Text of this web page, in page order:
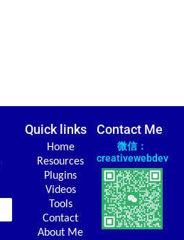
Quick links
Home
Resources
Plugins
Videos
Tools
Contact
About Me
Contact Me
微信：
creativewebdev